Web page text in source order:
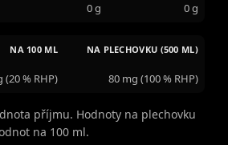
0 g 0 g
NA 100 ML NA PLECHOVKU (500 ML)
(20 % RHP) 80 mg (100 % RHP)
příjmu. Hodnoty na plechovku
na 100 ml.